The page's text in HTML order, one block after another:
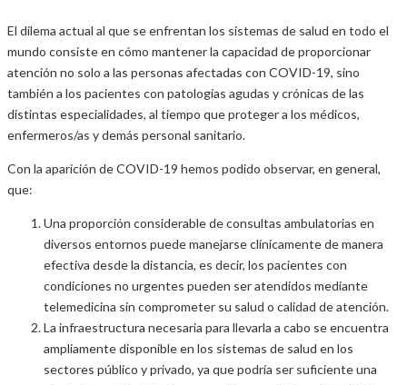
El dilema actual al que se enfrentan los sistemas de salud en todo el
mundo consiste en cómo mantener la capacidad de proporcionar
atención no solo a las personas afectadas con COVID-19, sino
también a los pacientes con patologías agudas y crónicas de las
distintas especialidades, al tiempo que proteger a los médicos,
enfermeros/as y demás personal sanitario.
Con la aparición de COVID-19 hemos podido observar, en general,
que:
Una proporción considerable de consultas ambulatorias en
diversos entornos puede manejarse clínicamente de manera
efectiva desde la distancia, es decir, los pacientes con
condiciones no urgentes pueden ser atendidos mediante
telemedicina sin comprometer su salud o calidad de atención.
La infraestructura necesaria para llevarla a cabo se encuentra
ampliamente disponible en los sistemas de salud en los
sectores público y privado, ya que podría ser suficiente una